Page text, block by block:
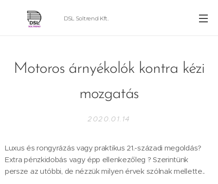
DSL Soltrend Kft.
Motoros árnyékolók kontra kézi
mozgatás
2020.01.14
Luxus és rongyrázás vagy praktikus 21.-századi megoldás?
Extra pénzkidobás vagy épp ellenkezőleg ? Szerintünk
persze az utóbbi, de nézzük milyen érvek szólnak mellette..